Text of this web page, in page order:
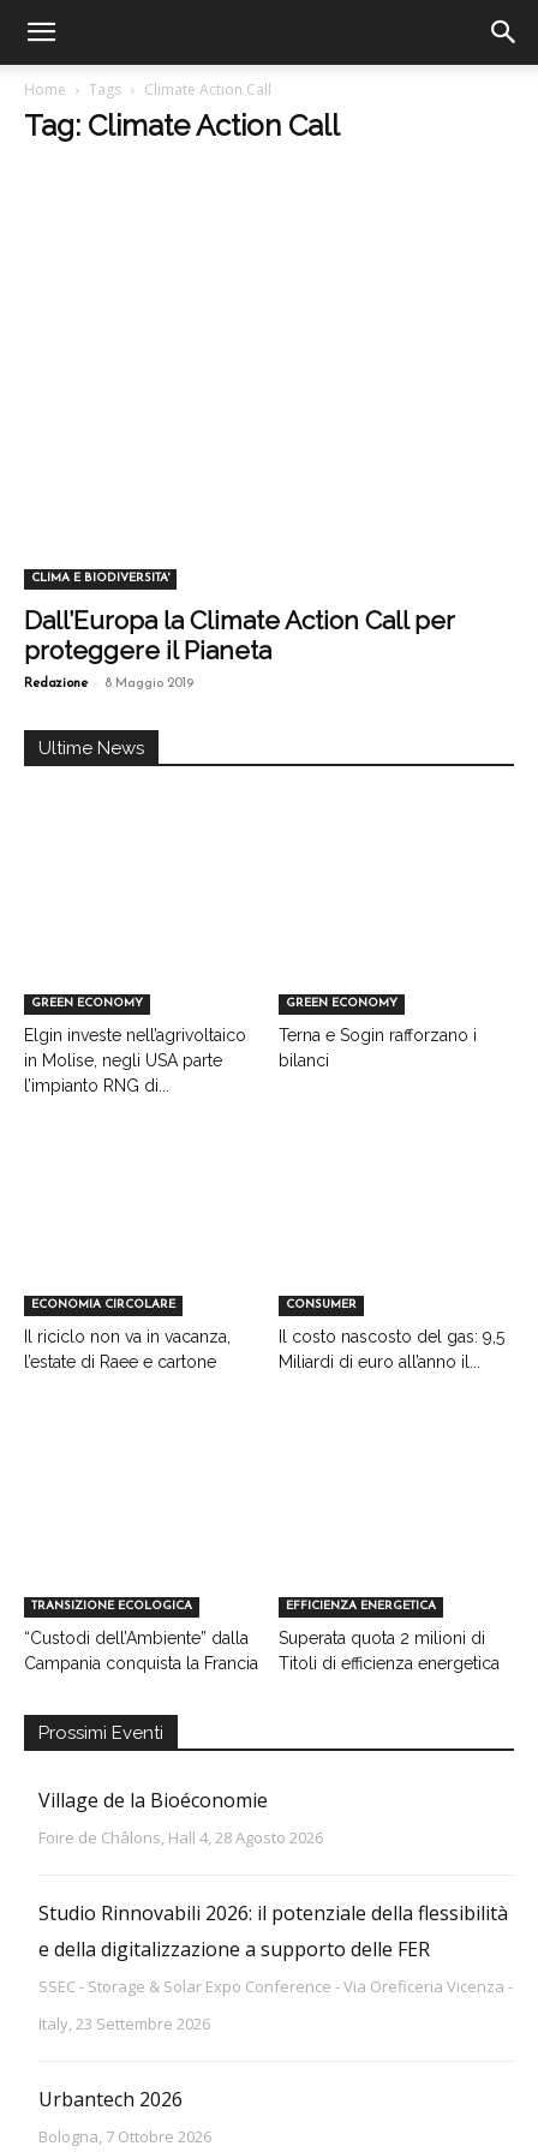
Home Tags Climate Action Call
Tag: Climate Action Call
CLIMA E BIODIVERSITA'
Dall’Europa la Climate Action Call per
proteggere il Pianeta
Redazione - 8 Maggio 2019
Ultime News
GREEN ECONOMY
Elgin investe nell’agrivoltaico
in Molise, negli USA parte
l’impianto RNG di...
GREEN ECONOMY
Terna e Sogin rafforzano i
bilanci
ECONOMIA CIRCOLARE
Il riciclo non va in vacanza,
l’estate di Raee e cartone
CONSUMER
Il costo nascosto del gas: 9,5
Miliardi di euro all’anno il...
TRANSIZIONE ECOLOGICA
“Custodi dell’Ambiente” dalla
Campania conquista la Francia
EFFICIENZA ENERGETICA
Superata quota 2 milioni di
Titoli di efficienza energetica
Prossimi Eventi
Village de la Bioéconomie
Foire de Châlons, Hall 4, 28 Agosto 2026
Studio Rinnovabili 2026: il potenziale della flessibilità
e della digitalizzazione a supporto delle FER
SSEC - Storage & Solar Expo Conference - Via Oreficeria Vicenza -
Italy, 23 Settembre 2026
Urbantech 2026
Bologna, 7 Ottobre 2026